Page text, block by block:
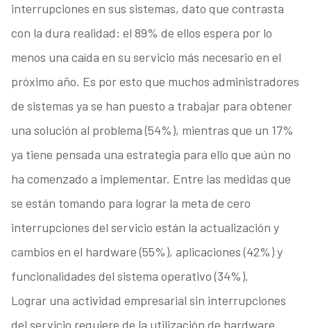
interrupciones en sus sistemas, dato que contrasta
con la dura realidad: el 89% de ellos espera por lo
menos una caída en su servicio más necesario en el
próximo año. Es por esto que muchos administradores
de sistemas ya se han puesto a trabajar para obtener
una solución al problema (54%), mientras que un 17%
ya tiene pensada una estrategia para ello que aún no
ha comenzado a implementar. Entre las medidas que
se están tomando para lograr la meta de cero
interrupciones del servicio están la actualización y
cambios en el hardware (55%), aplicaciones (42%) y
funcionalidades del sistema operativo (34%).
Lograr una actividad empresarial sin interrupciones
del servicio requiere de la utilización de hardware